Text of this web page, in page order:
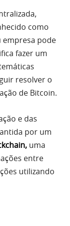
como
empresa pode
fazer um
resolver o
de Bitcoin.
e das
por um
, uma
entre
utilizando